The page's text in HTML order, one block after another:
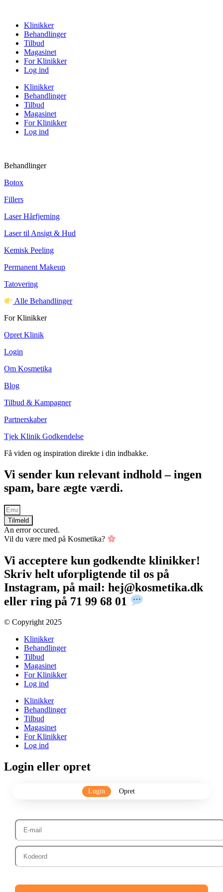
Klinikker
Behandlinger
Tilbud
Magasinet
For Klinikker
Log ind
Klinikker
Behandlinger
Tilbud
Magasinet
For Klinikker
Log ind
Behandlinger
Botox
Fillers
Laser Hårfjerning
Laser til Ansigt & Hud
Kemisk Peeling
Permanent Makeup
Tatovering
Alle Behandlinger
For Klinikker
Opret Klinik
Login
Om Kosmetika
Blog
Tilbud & Kampagner
Partnerskaber
Tjek Klinik Godkendelse
Få viden og inspiration direkte i din indbakke.
Vi sender kun relevant indhold – ingen
spam, bare ægte værdi.
Tilmeld
An error occured.
Vil du være med på Kosmetika?
Vi acceptere kun godkendte klinikker!
Skriv helt uforpligtende til os på
Instagram, på mail: hej@kosmetika.dk
eller ring på 71 99 68 01
© Copyright 2025​
Klinikker
Behandlinger
Tilbud
Magasinet
For Klinikker
Log ind
Klinikker
Behandlinger
Tilbud
Magasinet
For Klinikker
Log ind
Login eller opret
Login Opret